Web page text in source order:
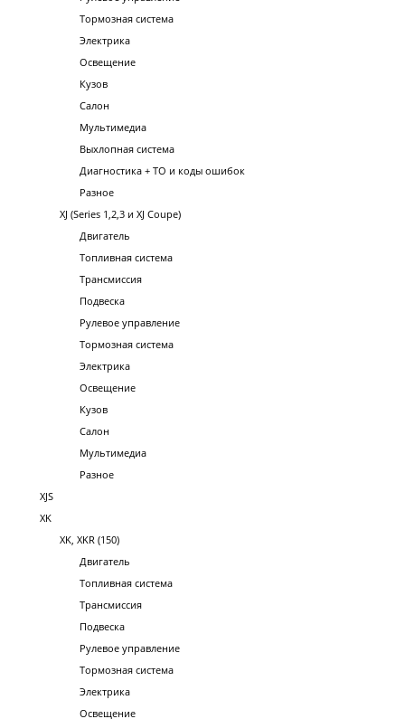
Тормозная система
Электрика
Освещение
Кузов
Салон
Мультимедиа
Выхлопная система
Диагностика + ТО и коды ошибок
Разное
XJ (Series 1,2,3 и XJ Coupe)
Двигатель
Топливная система
Трансмиссия
Подвеска
Рулевое управление
Тормозная система
Электрика
Освещение
Кузов
Салон
Мультимедиа
Разное
XJS
XK
XK, XKR (150)
Двигатель
Топливная система
Трансмиссия
Подвеска
Рулевое управление
Тормозная система
Электрика
Освещение